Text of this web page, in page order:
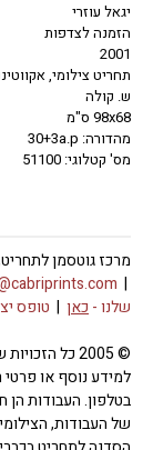
יגאל עוזרי
הזמנה לצדפות
2001
תחריט צילומי,
ש. קולה
98x68 ס"מ
מהדורה: 30+3a.p
מס' קטלוגי: 51100
|
שלנו -כאן | טופס
© 2005 כל הזכויות שמורות, כברי סדנה לתחריט.
בטלפון. העבודות הן
של העבודות,